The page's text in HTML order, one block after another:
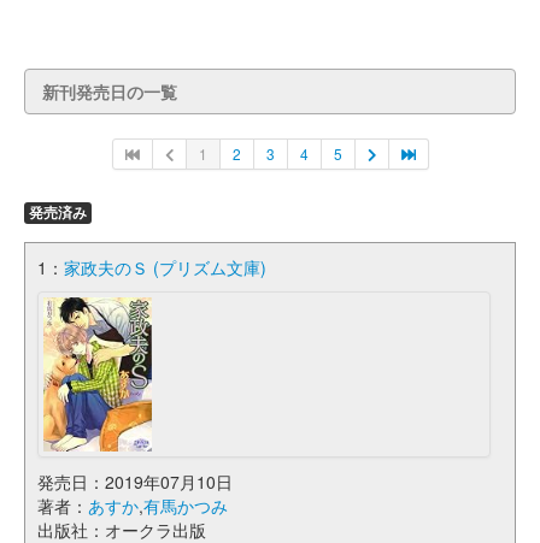
新刊発売日の一覧
1 2 3 4 5
発売済み
1： 家政夫のＳ (プリズム文庫)
発売日：2019年07月10日
著者： あすか,有馬かつみ
出版社：オークラ出版